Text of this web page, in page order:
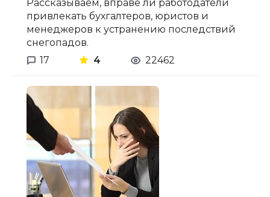
Рассказываем, вправе ли работодатели
привлекать бухгалтеров, юристов и
менеджеров к устранению последствий
снегопадов.
17
4 22462